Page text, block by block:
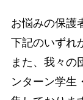
お悩みの保護
下記のいずれ
また、我々の
ンターン学生